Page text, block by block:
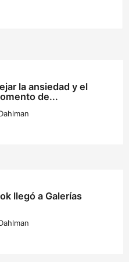
la ansiedad y el
de...
llegó a Galerías